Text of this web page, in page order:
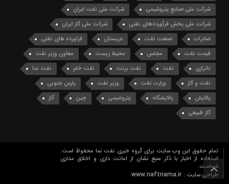
شرکت ملی صنایع پتروشیمی
شرکت ملی نفت ایران
شرکت ملی پخش فرآورده‌های نفتی
شرکت ملی گاز ایران
صادرات
صنعت نفت عربستان
فراورده های نفتی
قیمت نفت
مجلس محیط زیست
معاون وزیر نفت
ناترازی
نفت نفت برنت نفت خام
نفت نما
نفت و گاز
وزارت نفت وزیر نفت
پارس جنوبی
پالایش
پالایشگاه پتروشیمی چین
گاز
گاز طبیعی
تمام حقوق این وب سایت برای گروه خبری نفت نما محفوظ است.
استفاده از اخبار با ذکر منبع نشان از امانت داری و اخلاق مداری
شماست.
طراحی سایت :